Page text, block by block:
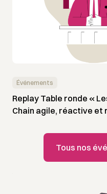
Événements
Replay Table ronde «
Chain agile, réactive et
Tous nos